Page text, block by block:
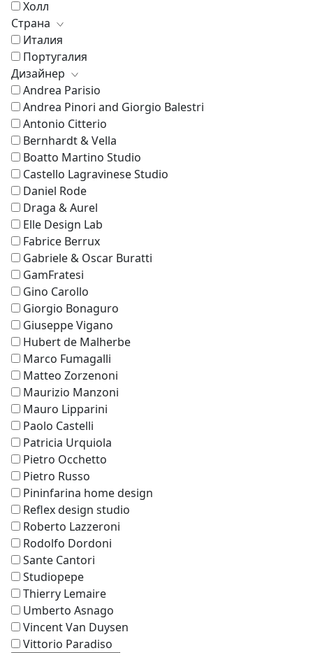
Холл
Страна
Италия
Португалия
Дизайнер
Andrea Parisio
Andrea Pinori and Giorgio Balestri
Antonio Citterio
Bernhardt & Vella
Boatto Martino Studio
Castello Lagravinese Studio
Daniel Rode
Draga & Aurel
Elle Design Lab
Fabrice Berrux
Gabriele & Oscar Buratti
GamFratesi
Gino Carollo
Giorgio Bonaguro
Giuseppe Vigano
Hubert de Malherbe
Marco Fumagalli
Matteo Zorzenoni
Maurizio Manzoni
Mauro Lipparini
Paolo Castelli
Patricia Urquiola
Pietro Occhetto
Pietro Russo
Pininfarina home design
Reflex design studio
Roberto Lazzeroni
Rodolfo Dordoni
Sante Cantori
Studiopepe
Thierry Lemaire
Umberto Asnago
Vincent Van Duysen
Vittorio Paradiso